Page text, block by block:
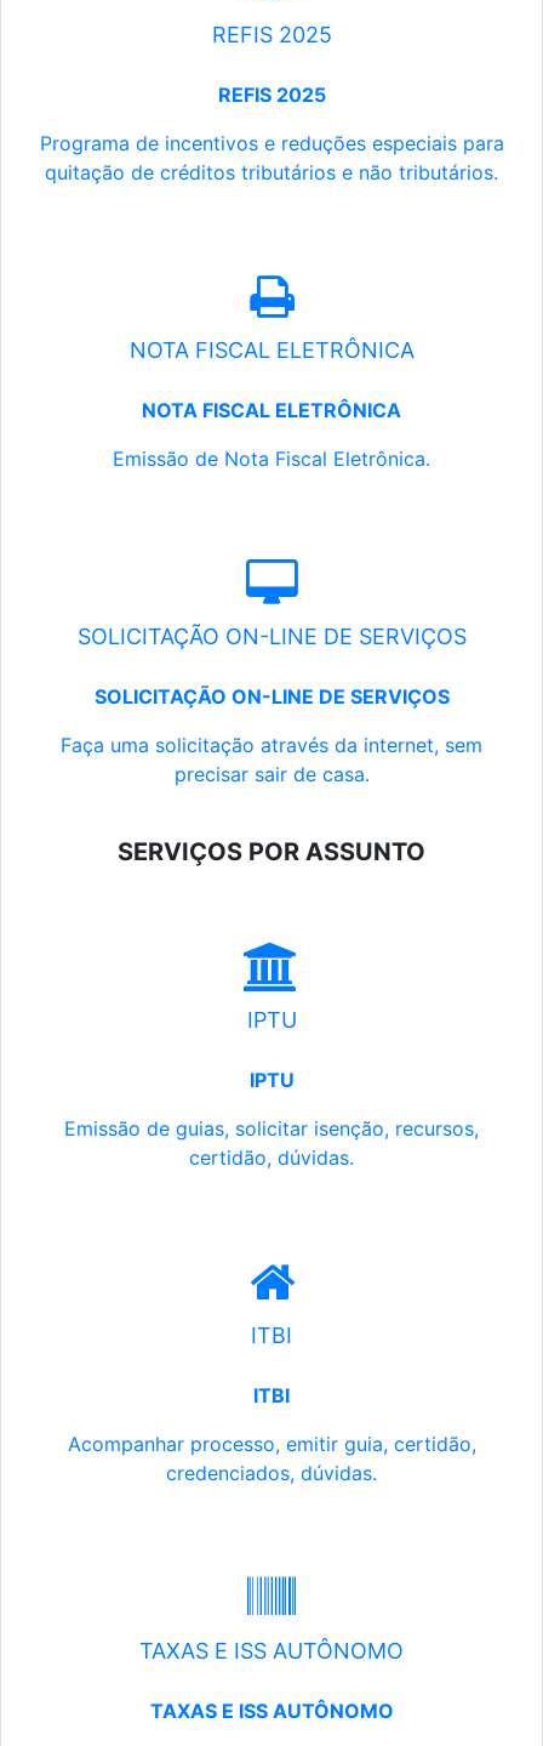
REFIS 2025
REFIS 2025
Programa de incentivos e reduções especiais para
quitação de créditos tributários e não tributários.
NOTA FISCAL ELETRÔNICA
NOTA FISCAL ELETRÔNICA
Emissão de Nota Fiscal Eletrônica.
SOLICITAÇÃO ON-LINE DE SERVIÇOS
SOLICITAÇÃO ON-LINE DE SERVIÇOS
Faça uma solicitação através da internet, sem
precisar sair de casa.
SERVIÇOS POR ASSUNTO
IPTU
IPTU
Emissão de guias, solicitar isenção, recursos,
certidão, dúvidas.
ITBI
ITBI
Acompanhar processo, emitir guia, certidão,
credenciados, dúvidas.
TAXAS E ISS AUTÔNOMO
TAXAS E ISS AUTÔNOMO